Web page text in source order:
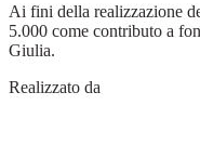
Ai fini della realizzazione
5.000 come contributo a
Giulia.
Realizzato da